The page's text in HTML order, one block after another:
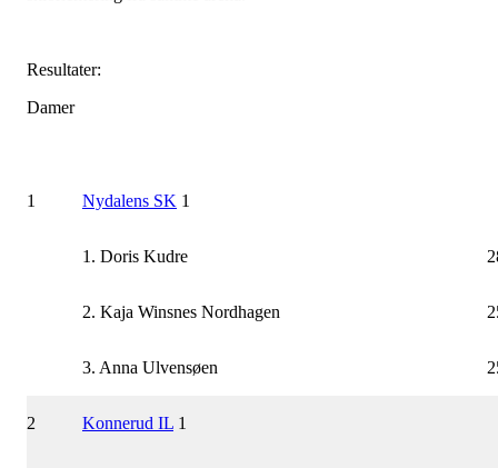
Resultater:
Damer
1 Nydalens SK 1
1. Doris Kudre
2. Kaja Winsnes Nordhagen
3. Anna Ulvensøen
2 Konnerud IL 1